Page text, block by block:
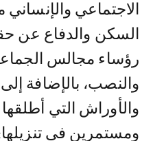
الاجتماعي
السكن والدفاع عن
رؤساء مجالس
والنصب، بالإضافة
والأوراش التي
ومستمرين في